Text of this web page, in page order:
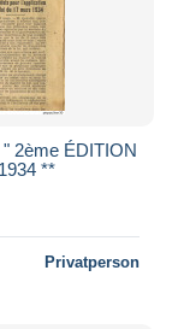
2ème ÉDITION
**
Privatperson